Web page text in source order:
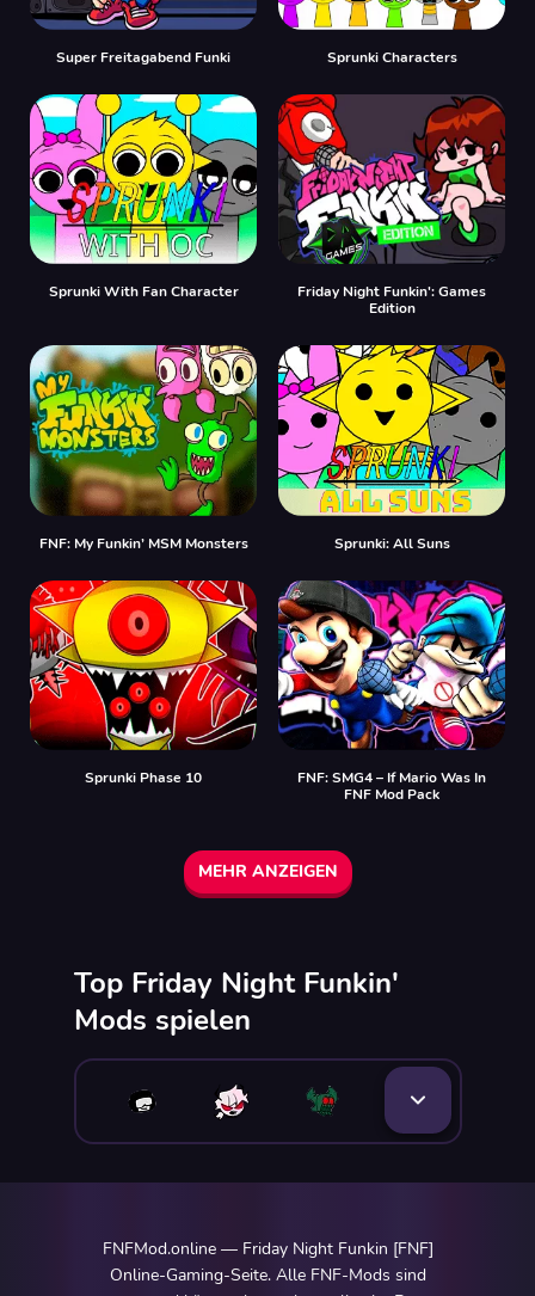
Super Freitagabend Funki Sprunki Characters
Sprunki With Fan Character
Friday Night Funkin': Games
Edition
FNF: My Funkin’ MSM Monsters Sprunki: All Suns
Sprunki Phase 10
FNF: SMG4 – If Mario Was In
FNF Mod Pack
MEHR ANZEIGEN
Top Friday Night Funkin'
Mods spielen
FNFMod.online — Friday Night Funkin [FNF]
Online-Gaming-Seite. Alle FNF-Mods sind